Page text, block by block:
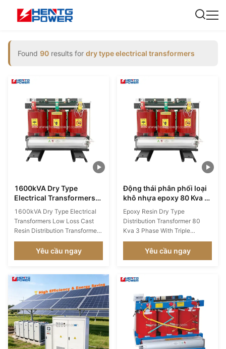
Found 90 results for dry type electrical transformers
1600kVA Dry Type
Electrical Transformers
Low Loss Cast Resin
Distribution Transformer
60Hz
1600kVA Dry Type Electrical
Transformers Low Loss Cast
Resin Distribution Transformer
60Hz Product Specifications
Attribute Value Frequency
60Hz Phase Three Coil
Winding, Two Windings
Application Distribution system
Coil Structure Layer coil, Disc
Coil, round coil, Shell...
Yêu cầu ngay
Động thái phân phối loại
khô nhựa epoxy 80 Kva 3
giai đoạn với cuộn dây
xoắn ba lần
Epoxy Resin Dry Type
Distribution Transformer 80
Kva 3 Phase With Triple
Winding Coil Product
Specifications Attribute Value
Type Power transformer,
Type Transformer Frequency
Copper Application Power
Phase Three Coil Structure
Layered ...
Yêu cầu ngay